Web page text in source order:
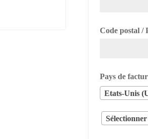
Code postal /
Pays de
Etats-Unis
Sélectionner